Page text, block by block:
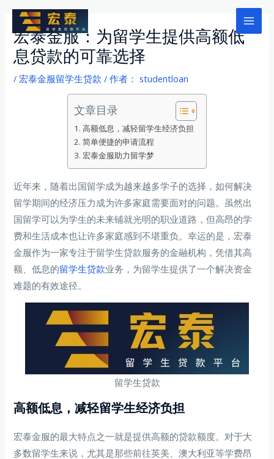
Main
宏泰金服：为留学生提供高额低
息贷款的可靠选择
/ 宏泰金服留学生贷款 / 作者： studentloan
文章目录
高额低息，减轻留学生经济负担
简单便捷的申请流程
宏泰金服助力留学梦
近年来，随着出国留学成为越来越多学子的选择，如何解决
留学期间的经济压力成为许多家庭需要面对的问题。虽然出
国留学可以为学生的未来铺就光明的职业道路，但高昂的学
费和生活成本也让许多家庭感到不堪重负。幸运的是，宏泰
金服作为一家专注于留学生贷款服务的金融机构，凭借其高
额、低息的留学生贷款业务，为留学生提供了一个解决资金
难题的有效途径。
留学生贷款
高额低息，减轻留学生经济负担
宏泰金服的最大特点之一就是提供高额的贷款额度。对于大
多数留学生来说，尤其是那些前往英美、澳大利亚等学费昂